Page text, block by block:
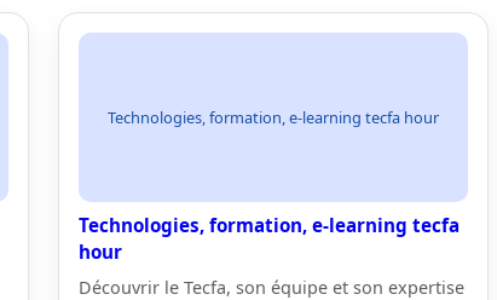
Technologies, formation, e-learning tecfa hour
Technologies, formation, e-learning tecfa
hour
Découvrir le Tecfa, son équipe et son expertise